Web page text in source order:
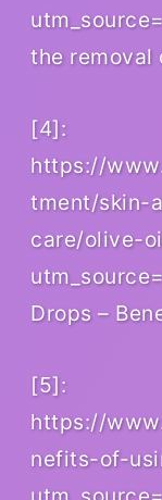
the removal
[4]:
https://
tment/skin-
care/olive-
Drops –
[5]:
https://
nefits-of-